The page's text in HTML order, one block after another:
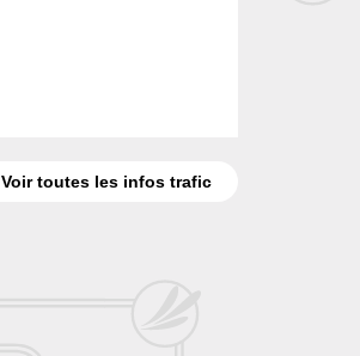
Voir toutes les infos trafic